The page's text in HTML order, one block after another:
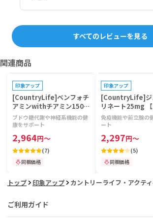
すべてのレビューを見る
関連商品
プレゼントキャンペーン対象
印象アップ
[CountryLife]ベンフォチ
アミンwithチアミン150m
g 【1本60ベジカプセル】
ブドウ糖代謝や神経系機能の健
康をサポート
2,964円～
(7)
同梱価格
印象アップ
[CountryLife]ジ
リネート25mg
錠】
免疫機能や前立腺の
ート
2,297円～
(5)
同梱価格
トップ 印象アップ カントリーライフ・アクテ
ご利用ガイド